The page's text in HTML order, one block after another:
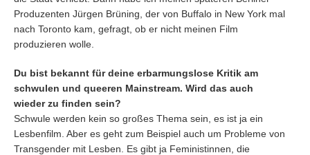
Produzenten Jürgen Brüning, der von Buffalo in New York mal
nach Toronto kam, gefragt, ob er nicht meinen Film
produzieren wolle.
Du bist bekannt für deine erbarmungslose Kritik am
schwulen und queeren Mainstream. Wird das auch
wieder zu finden sein?
Schwule werden kein so großes Thema sein, es ist ja ein
Lesbenfilm. Aber es geht zum Beispiel auch um Probleme von
Transgender mit Lesben. Es gibt ja Feministinnen, die